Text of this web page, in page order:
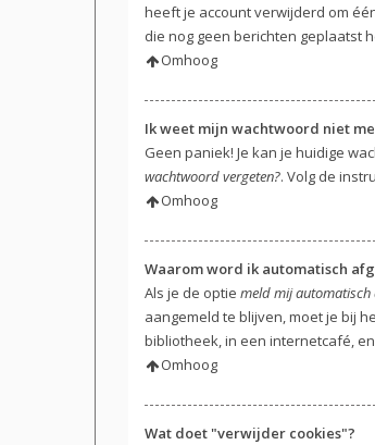
heeft je account verwijderd om
die nog geen berichten geplaatst
Omhoog
Ik weet mijn wachtwoord niet
Geen paniek! Je kan je huidige
wachtwoord vergeten?. Volg de
Omhoog
Waarom word ik automatisch
Als je de optie meld mij automatisch
aangemeld te blijven, moet je bij
bibliotheek, in een internetcafé,
Omhoog
Wat doet "verwijder cookies"?